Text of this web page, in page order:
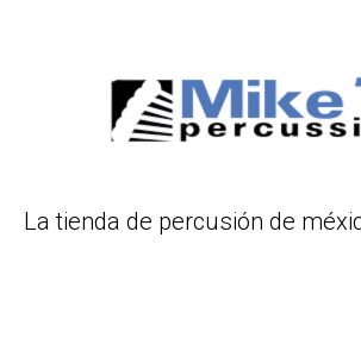
La tienda de percusión de